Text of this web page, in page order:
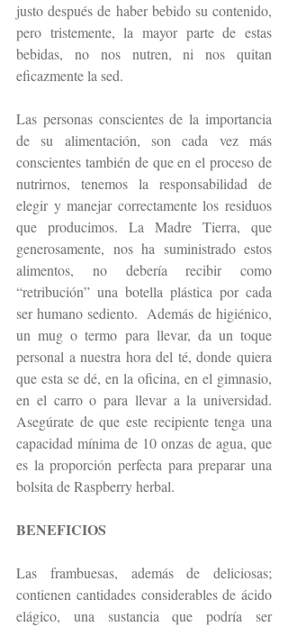
justo después de haber bebido su contenido,
pero tristemente, la mayor parte de estas
bebidas, no nos nutren, ni nos quitan
eficazmente la sed.
Las personas conscientes de la importancia
de su alimentación, son cada vez más
conscientes también de que en el proceso de
nutrirnos, tenemos la responsabilidad de
elegir y manejar correctamente los residuos
que producimos. La Madre Tierra, que
generosamente, nos ha suministrado estos
alimentos, no debería recibir como
“retribución” una botella plástica por cada
ser humano sediento.  Además de higiénico,
un mug o termo para llevar, da un toque
personal a nuestra hora del té, donde quiera
que esta se dé, en la oficina, en el gimnasio,
en el carro o para llevar a la universidad.
Asegúrate de que este recipiente tenga una
capacidad mínima de 10 onzas de agua, que
es la proporción perfecta para preparar una
bolsita de Raspberry herbal.
BENEFICIOS
Las frambuesas, además de deliciosas;
contienen cantidades considerables de ácido
elágico, una sustancia que podría ser